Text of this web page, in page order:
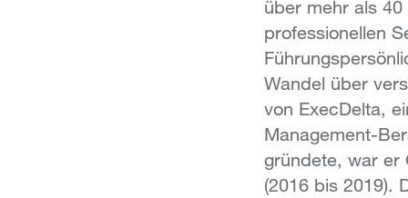
über mehr als
professionellen
Wandel über
von ExecDelta,
Management-
gründete, war er
(2016 bis 2019).